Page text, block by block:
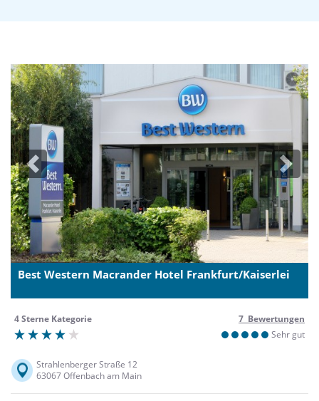
Previous Next
Best Western Macrander Hotel Frankfurt/Kaiserlei
4 Sterne Kategorie
7 Bewertungen
Sehr gut
Strahlenberger Straße 12
63067 Offenbach am Main